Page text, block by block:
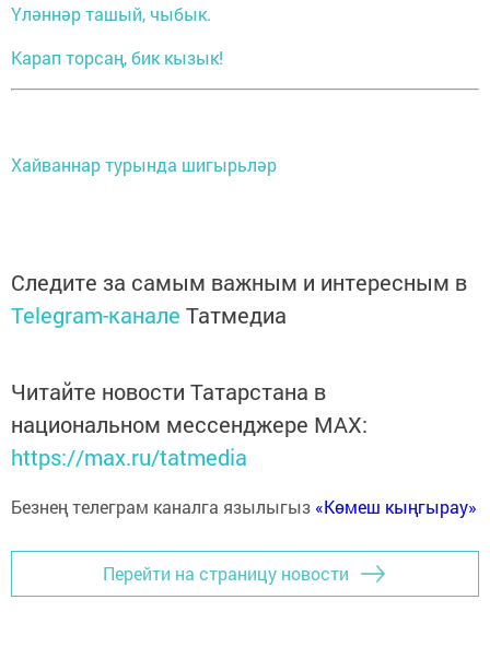
Yләннәр ташый, чыбык.
Карап торсаң, бик кызык!
Хайваннар турында шигырьләр
Следите за самым важным и интересным в
Telegram-канале Татмедиа
Читайте новости Татарстана в
национальном мессенджере MАХ:
https://max.ru/tatmedia
Безнең телеграм каналга язылыгыз «Көмеш кыңгырау»
Перейти на страницу новости